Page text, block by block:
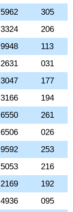
5962
305
3324
206
9948
113
2631
031
3047
177
3166
194
6550
261
6506
026
9592
253
5053
216
2169
192
4936
095